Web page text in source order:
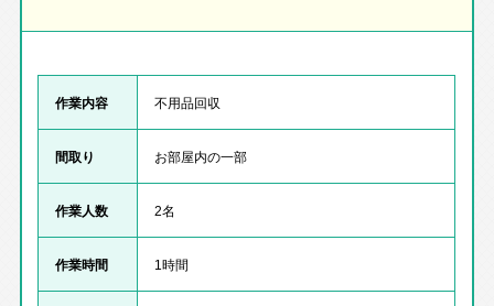
作業内容 不用品回収
間取り お部屋内の一部
作業人数 2名
作業時間 1時間